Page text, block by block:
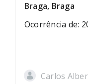
Braga, Braga
Ocorrência de:
Carlos